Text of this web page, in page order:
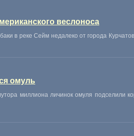
веслоноса
в реке Сейм недалеко от города
омуль
миллиона личинок омуля подселили